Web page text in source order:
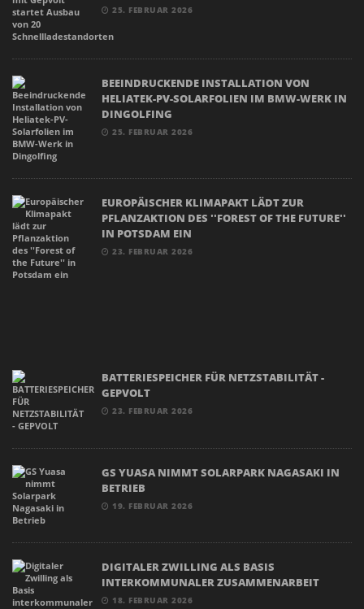
25. FEBRUAR 2026
BEEINDRUCKENDE INSTALLATION VON
HELIATEK-PV-SOLARFOLIEN IM BMW-WERK IN
DINGOLFING
25. FEBRUAR 2026
EUROPÄISCHER KLIMAPAKT LÄDT ZUR
PFLANZAKTION DES ''FOREST OF THE FUTURE''
IN POTSDAM EIN
23. FEBRUAR 2026
BATTERIESPEICHER FÜR NETZSTABILITÄT -
GEPVOLT
23. FEBRUAR 2026
GS YUASA NIMMT SOLARPARK NAGASAKI IN
BETRIEB
19. FEBRUAR 2026
DIGITALER ZWILLING ALS BASIS
INTERKOMMUNALER ZUSAMMENARBEIT
18. FEBRUAR 2026